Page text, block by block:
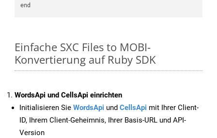
Einfache SXC Files to MOBI-
Konvertierung auf Ruby SDK
WordsApi und CellsApi einrichten
Initialisieren Sie WordsApi und CellsApi mit Ihrer Client-
ID, Ihrem Client-Geheimnis, Ihrer Basis-URL und API-
Version